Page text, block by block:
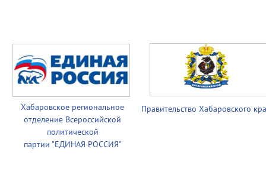
Хабаровское региональное
отделение Всероссийской
политической
партии "ЕДИНАЯ РОССИЯ"
Правительство Хабаровского